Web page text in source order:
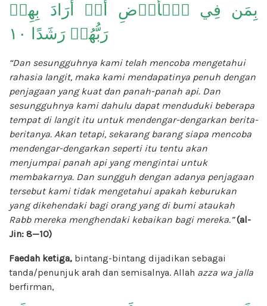
بِمَن فِي ٱلۡأَرۡضِ أَمۡ أَرَادَ بِهِمۡ
رَبُّهُمۡ رَشَدًا ١٠
“Dan sesungguhnya kami telah mencoba mengetahui
rahasia langit, maka kami mendapatinya penuh dengan
penjagaan yang kuat dan panah-panah api. Dan
sesungguhnya kami dahulu dapat menduduki beberapa
tempat di langit itu untuk mendengar-dengarkan berita-
beritanya. Akan tetapi, sekarang barang siapa mencoba
mendengar-dengarkan seperti itu tentu akan
menjumpai panah api yang mengintai untuk
membakarnya. Dan sungguh dengan adanya penjagaan
tersebut kami tidak mengetahui apakah keburukan
yang dikehendaki bagi orang yang di bumi ataukah
Rabb mereka menghendaki kebaikan bagi mereka.” (al-
Jin: 8—10)
Faedah ketiga, bintang-bintang dijadikan sebagai
tanda/penunjuk arah dan semisalnya. Allah azza wa jalla
berfirman,